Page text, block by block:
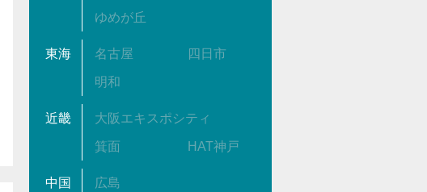
ゆめが丘
東海 名古屋 四日市
明和
近畿 大阪エキスポシティ
箕面 HAT神戸
中国 広島